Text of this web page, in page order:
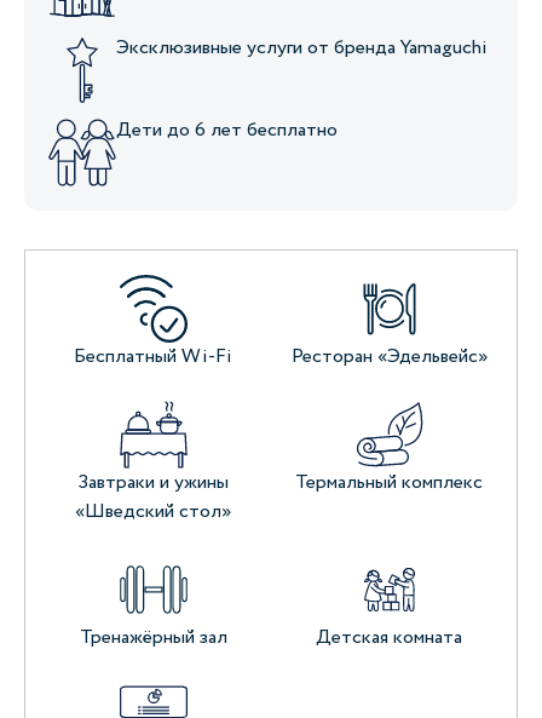
Эксклюзивные услуги от бренда Yamaguchi
Дети до 6 лет бесплатно
Бесплатный Wi-Fi Ресторан «Эдельвейс»
Завтраки и ужины
«Шведский стол»
Термальный комплекс
Тренажёрный зал Детская комната